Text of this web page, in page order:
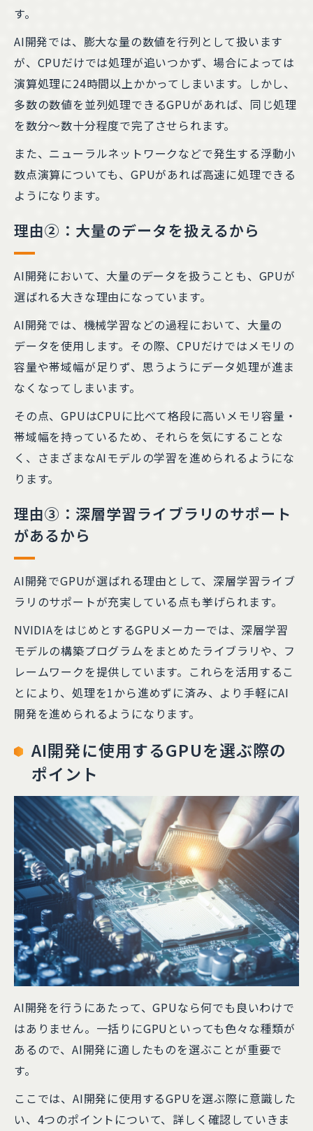
す。
AI開発では、膨大な量の数値を行列として扱います
が、CPUだけでは処理が追いつかず、場合によっては
演算処理に24時間以上かかってしまいます。しかし、
多数の数値を並列処理できるGPUがあれば、同じ処理
を数分～数十分程度で完了させられます。
また、ニューラルネットワークなどで発生する浮動小
数点演算についても、GPUがあれば高速に処理できる
ようになります。
理由②：大量のデータを扱えるから
AI開発において、大量のデータを扱うことも、GPUが
選ばれる大きな理由になっています。
AI開発では、機械学習などの過程において、大量の
データを使用します。その際、CPUだけではメモリの
容量や帯域幅が足りず、思うようにデータ処理が進ま
なくなってしまいます。
その点、GPUはCPUに比べて格段に高いメモリ容量・
帯域幅を持っているため、それらを気にすることな
く、さまざまなAIモデルの学習を進められるようにな
ります。
理由③：深層学習ライブラリのサポート
があるから
AI開発でGPUが選ばれる理由として、深層学習ライブ
ラリのサポートが充実している点も挙げられます。
NVIDIAをはじめとするGPUメーカーでは、深層学習
モデルの構築プログラムをまとめたライブラリや、フ
レームワークを提供しています。これらを活用するこ
とにより、処理を1から進めずに済み、より手軽にAI
開発を進められるようになります。
AI開発に使用するGPUを選ぶ際の
ポイント
AI開発を行うにあたって、GPUなら何でも良いわけで
はありません。一括りにGPUといっても色々な種類が
あるので、AI開発に適したものを選ぶことが重要で
す。
ここでは、AI開発に使用するGPUを選ぶ際に意識した
い、4つのポイントについて、詳しく確認していきま